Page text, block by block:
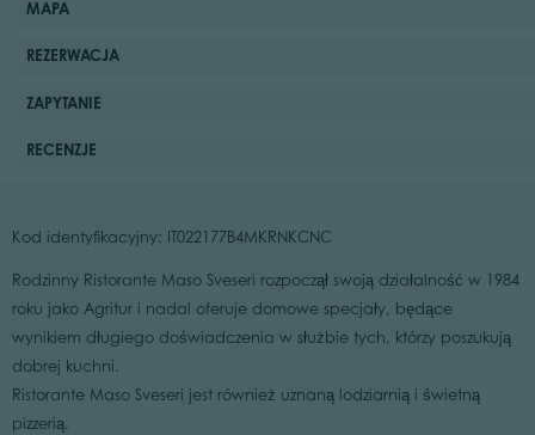
MAPA
REZERWACJA
ZAPYTANIE
RECENZJE
Kod identyfikacyjny: IT022177B4MKRNKCNC
Rodzinny Ristorante Maso Sveseri rozpoczął swoją działalność w 1984
roku jako Agritur i nadal oferuje domowe specjały, będące
wynikiem długiego doświadczenia w służbie tych, którzy poszukują
dobrej kuchni.
Ristorante Maso Sveseri jest również uznaną lodziarnią i świetną
pizzerią.